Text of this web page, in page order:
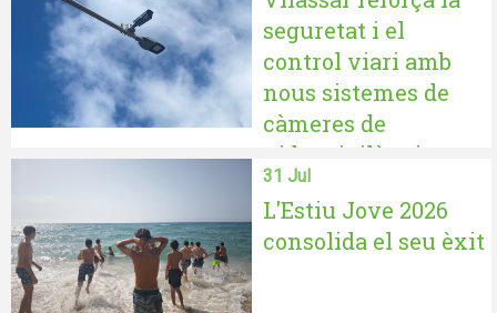
seguretat i el
control viari amb
nous sistemes de
càmeres de
videovigilància
31 Jul
L'Estiu Jove 2026
consolida el seu èxit